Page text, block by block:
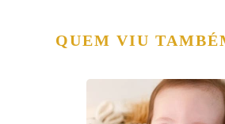
QUEM VIU